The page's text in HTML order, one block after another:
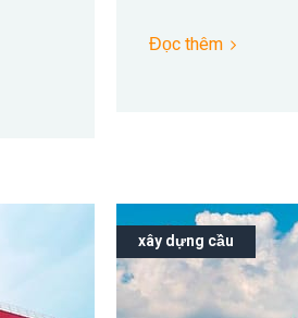
Đọc thêm
xây dựng cầu